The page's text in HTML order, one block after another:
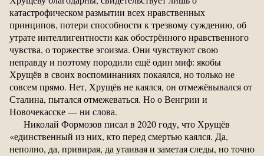
катастрофическом размытии всех нравственных
принципов, потери способности к трезвому суждению, об
утрате интеллигентности как обострённого нравственного
чувства, о торжестве эгоизма. Они чувствуют свою
неправду и поэтому породили ещё один миф: якобы
Хрущёв в своих воспоминаниях покаялся, но только не
совсем прямо. Нет, Хрущёв не каялся, он отмежёвывался от
Сталина, пытался отмежеваться. Но о Венгрии и
Новочекасске — ни слова.
Николай Формозов писал в 2020 году, что Хрущёв
«единственный из них, кто перед смертью каялся. Да,
неполно, да, привирая, да утаивая и заметая следы, но точно